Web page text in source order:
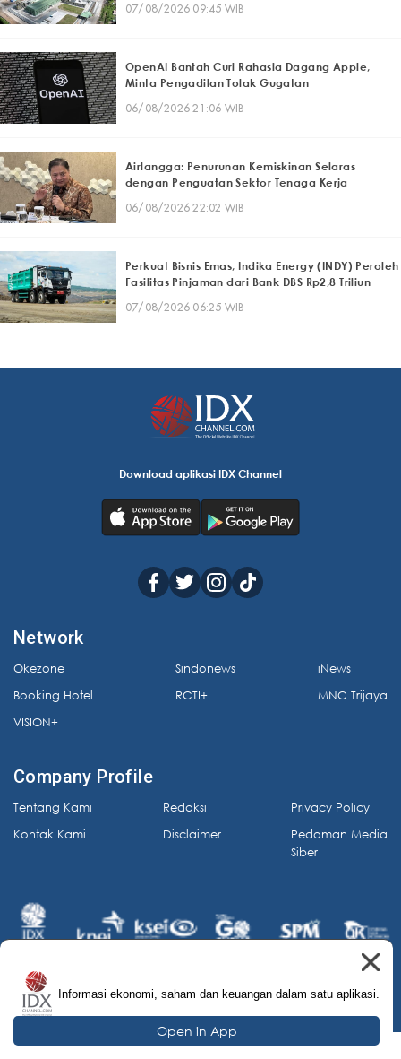
07/08/2026 09:45 WIB
OpenAI Bantah Curi Rahasia Dagang Apple,
Minta Pengadilan Tolak Gugatan
06/08/2026 21:06 WIB
Airlangga: Penurunan Kemiskinan Selaras
dengan Penguatan Sektor Tenaga Kerja
06/08/2026 22:02 WIB
Perkuat Bisnis Emas, Indika Energy (INDY) Peroleh
Fasilitas Pinjaman dari Bank DBS Rp2,8 Triliun
07/08/2026 06:25 WIB
Download aplikasi IDX Channel
Network
Okezone
Booking Hotel
VISION+
Sindonews
RCTI+
iNews
MNC Trijaya
Company Profile
Tentang Kami
Kontak Kami
Redaksi
Disclaimer
Privacy Policy
Pedoman Media
Siber
© 2026 IDX Channel. All Rights Reserved.
Informasi ekonomi, saham dan keuangan dalam satu aplikasi.
Open in App